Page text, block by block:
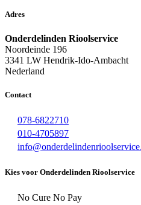
Adres
Onderdelinden Rioolservice
Noordeinde 196
3341 LW Hendrik-Ido-Ambacht
Nederland
Contact
078-6822710
010-4705897
Kies voor Onderdelinden Rioolservice
No Cure No Pay